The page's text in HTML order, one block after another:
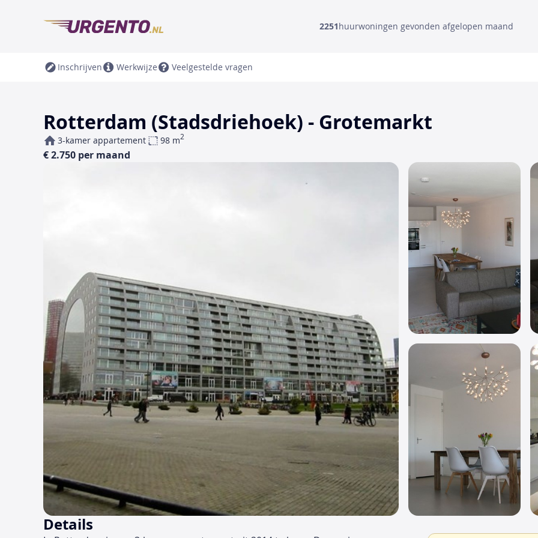
2251huurwoningen gevonden afgelopen maand
Inschrijven Werkwijze Veelgestelde vragen
Rotterdam (Stadsdriehoek) - Grotemarkt
3-kamer appartement 98 m2
€ 2.750 per maand
Details